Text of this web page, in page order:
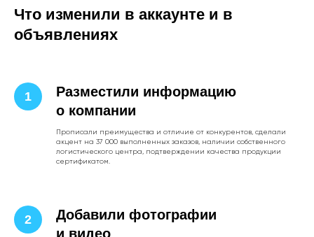
Что изменили в аккаунте и в
объявлениях
Разместили информацию
о компании
Прописали преимущества и отличие от конкурентов, сделали
акцент на 37 000 выполненных заказов, наличии собственного
логистического центра, подтверждении качества продукции
сертификатом.
Добавили фотографии
и видео